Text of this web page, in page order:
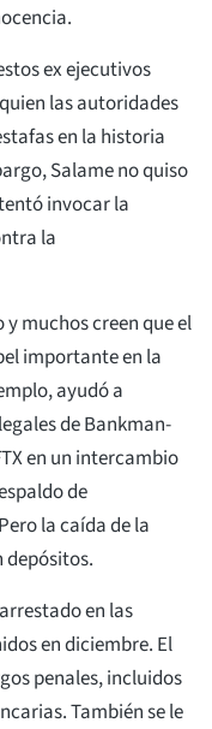
ex ejecutivos
las autoridades
en la historia
Salame no quiso
invocar la
la
muchos creen que el
importante en la
ayudó a
de Bankman-
en un intercambio
de
la caída de la
depósitos.
en las
en diciembre. El
penales, incluidos
También se le